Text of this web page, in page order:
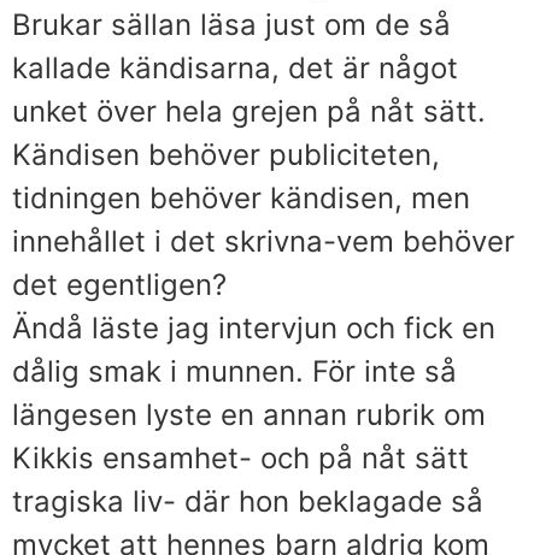
Brukar sällan läsa just om de så
kallade kändisarna, det är något
unket över hela grejen på nåt sätt.
Kändisen behöver publiciteten,
tidningen behöver kändisen, men
innehållet i det skrivna-vem behöver
det egentligen?
Ändå läste jag intervjun och fick en
dålig smak i munnen. För inte så
längesen lyste en annan rubrik om
Kikkis ensamhet- och på nåt sätt
tragiska liv- där hon beklagade så
mycket att hennes barn aldrig kom